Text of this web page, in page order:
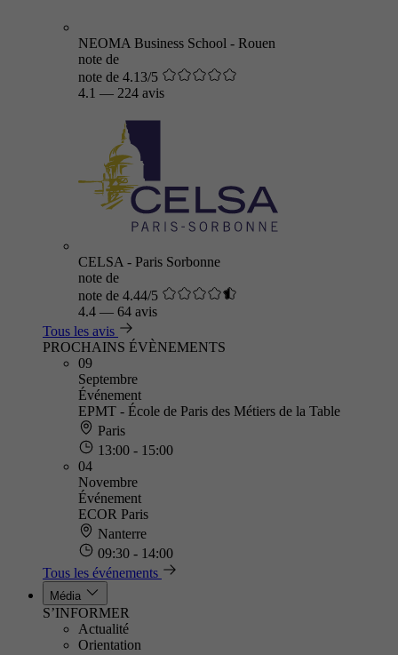
NEOMA Business School - Rouen
note de
note de 4.13/5
4.1 — 224 avis
CELSA - Paris Sorbonne
note de
note de 4.44/5
4.4 — 64 avis
Tous les avis
PROCHAINS ÉVÈNEMENTS
09
Septembre
Événement
EPMT - École de Paris des Métiers de la Table
Paris
13:00 - 15:00
04
Novembre
Événement
ECOR Paris
Nanterre
09:30 - 14:00
Tous les événements
Média
S’INFORMER
Actualité
Orientation